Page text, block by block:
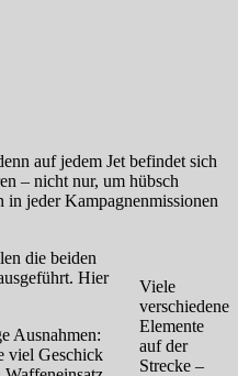
auf jedem Jet befindet sich
– nicht nur, um hübsch
jeder Kampagnenmissionen
Viele
verschiedene
Elemente
auf der
Strecke –
die beiden
Hier
Ausnahmen:
viel Geschick